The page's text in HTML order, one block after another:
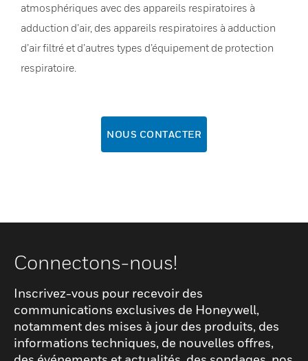
atmosphériques avec des appareils respiratoires à
adduction d’air, des appareils respiratoires à adduction
d’air filtré et d’autres types d’équipement de protection
respiratoire.
NOUS CONTACTER
Connectons-nous!
Inscrivez-vous pour recevoir des
communications exclusives de Honeywell,
notamment des mises à jour des produits, des
informations techniques, de nouvelles offres,